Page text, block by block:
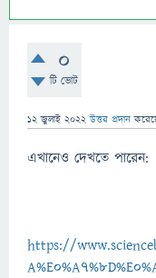
0
টি ভোট
12 জুলাই 2022 উত্তর প্রদান
এখানেও দেখতে পারেন:
https://